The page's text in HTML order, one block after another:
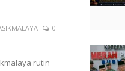
0
rutin